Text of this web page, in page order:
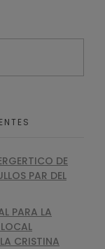
DE
PAR DEL
PARA LA
CRISTINA